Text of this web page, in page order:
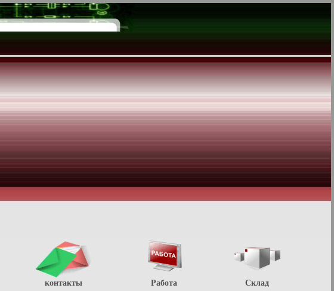
контакты Работа Склад